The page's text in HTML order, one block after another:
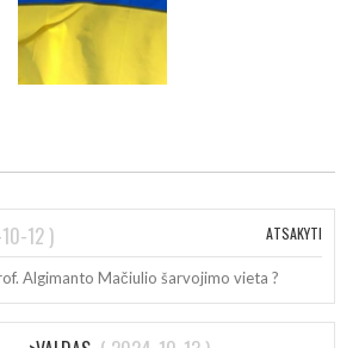
12) ATSAKYTI
Algimanto Mačiulio šarvojimo vieta ?